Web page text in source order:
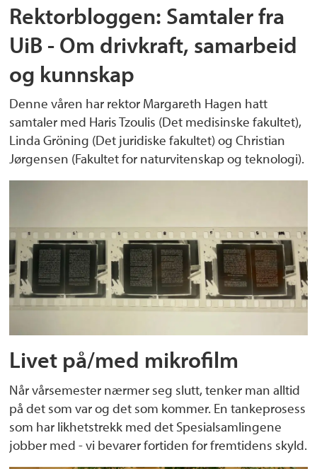
Rektorbloggen: Samtaler fra
UiB - Om drivkraft, samarbeid
og kunnskap
Denne våren har rektor Margareth Hagen hatt
samtaler med Haris Tzoulis (Det medisinske fakultet),
Linda Gröning (Det juridiske fakultet) og Christian
Jørgensen (Fakultet for naturvitenskap og teknologi).
Livet på/med mikrofilm
Når vårsemester nærmer seg slutt, tenker man alltid
på det som var og det som kommer. En tankeprosess
som har likhetstrekk med det Spesialsamlingene
jobber med - vi bevarer fortiden for fremtidens skyld.